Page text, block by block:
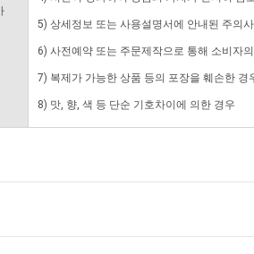
5) 상세정보 또는 사용설명서에 안내된 주의
6) 사전예약 또는 주문제작으로 통해 소비자
7) 복제가 가능한 상품 등의 포장을 훼손한 경
8) 맛, 향, 색 등 단순 기호차이에 의한 경우